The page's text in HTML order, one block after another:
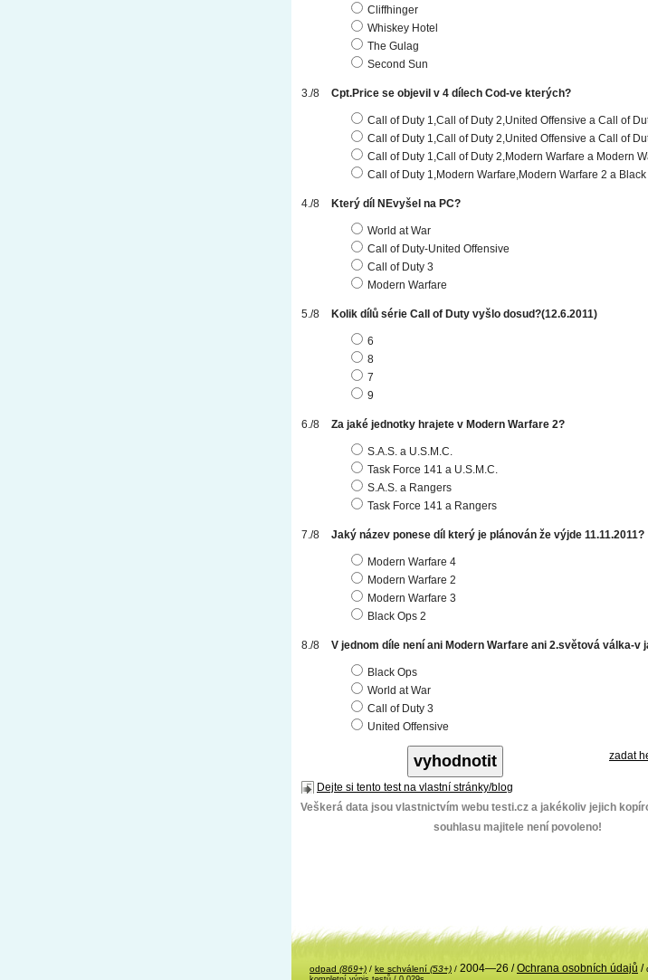
Cliffhinger
Whiskey Hotel
The Gulag
Second Sun
Cpt.Price se objevil v 4 dílech Cod-ve kterých?
Call of Duty 1,Call of Duty 2,United Offensive a Call of
Call of Duty 1,Call of Duty 2,United Offensive a Call of
Call of Duty 1,Call of Duty 2,Modern Warfare a Modern
Call of Duty 1,Modern Warfare,Modern Warfare 2 a Black
Který díl NEvyšel na PC?
World at War
Call of Duty-United Offensive
Call of Duty 3
Modern Warfare
Kolik dílů série Call of Duty vyšlo dosud?(12.6.2011)
6
8
7
9
Za jaké jednotky hrajete v Modern Warfare 2?
S.A.S. a U.S.M.C.
Task Force 141 a U.S.M.C.
S.A.S. a Rangers
Task Force 141 a Rangers
Jaký název ponese díl který je plánován že výjde 11.11.2011?
Modern Warfare 4
Modern Warfare 2
Modern Warfare 3
Black Ops 2
V jednom díle není ani Modern Warfare ani 2.světová válka-v
Black Ops
World at War
Call of Duty 3
United Offensive
zadat
Dejte si tento test na vlastní stránky/blog
Veškerá data jsou vlastnictvím webu testi.cz a jakékoliv jejich
souhlasu majitele není povoleno!
odpad (869+) / ke schválení (53+) / 2004—26 /Ochrana osobních údajů /